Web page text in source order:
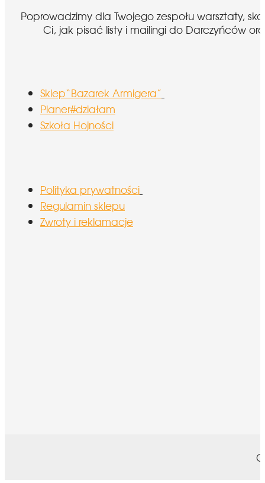
Poprowadzimy dla Twojego zespołu warsztaty,
Ci, jak pisać listy i mailingi do Darczyńców
Sklep“Bazarek Armigera”
Planer#działam
Szkoła Hojności
Polityka prywatności
Regulamin sklepu
Zwroty i reklamacje